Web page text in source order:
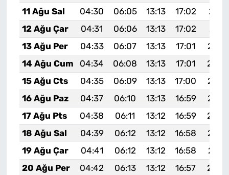
11 Ağu Sal
04:30 06:05 13:13 17:02
12 Ağu Çar
04:31 06:06 13:13 17:02
20:11
13 Ağu Per
04:33 06:07 13:13 17:01
14 Ağu Cum
04:34 06:08 13:13 17:01
15 Ağu Cts
04:35 06:09 13:13 17:00
16 Ağu Paz
04:37 06:10 13:13 16:59
17 Ağu Pts
04:38 06:11 13:12 16:59
18 Ağu Sal
04:39 06:12 13:12 16:58
19 Ağu Çar
04:41 06:12 13:12 16:58
20 Ağu Per
04:42 06:13 13:12 16:57